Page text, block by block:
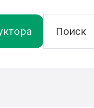
Поиск